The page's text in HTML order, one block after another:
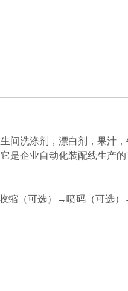
间洗涤剂，漂白剂，果汁
是企业自动化装配线生产
（可选）→喷码（可选